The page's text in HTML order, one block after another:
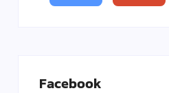
Facebook